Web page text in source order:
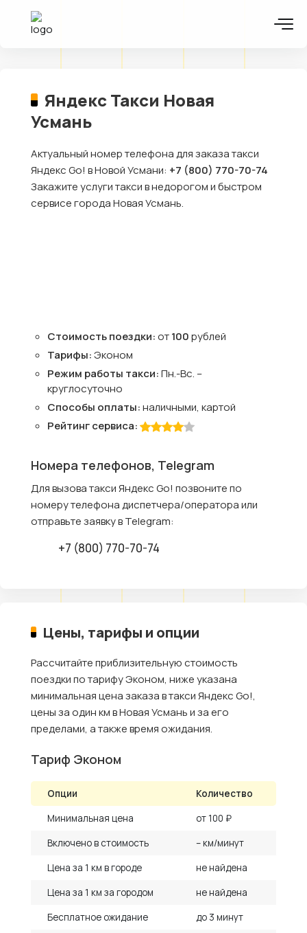
Яндекс Такси Новая
Усмань
Актуальный номер телефона для заказа такси
Яндекс Go! в Новой Усмани: +7 (800) 770-70-74
Закажите услуги такси в недорогом и быстром
сервисе города Новая Усмань.
Стоимость поездки:от100рублей
Тарифы:Эконом
Режим работы такси:Пн.-Вс. –
круглосуточно
Способы оплаты:наличными, картой
Рейтинг сервиса:
Номера телефонов, Telegram
Для вызова такси Яндекс Go! позвоните по
номеру телефона диспетчера/оператора или
отправьте заявку в Telegram:
+7 (800) 770-70-74
Цены, тарифы и опции
Рассчитайте приблизительную стоимость
поездки по тарифу Эконом, ниже указана
минимальная цена заказа в такси Яндекс Go!,
цены за один км в Новая Усмань и за его
пределами, а также время ожидания.
Тариф Эконом
Опции
Количество
Минимальная цена
от 100 ₽
Включено в стоимость
– км/минут
Цена за 1 км в городе
не найдена
Цена за 1 км за городом
не найдена
Бесплатное ожидание
до 3 минут